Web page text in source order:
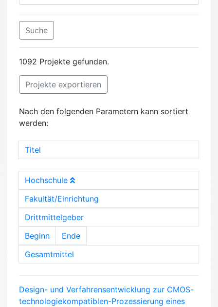
Suche
1092 Projekte gefunden.
Projekte exportieren
Nach den folgenden Parametern kann sortiert
werden:
Titel
Hochschule
Fakultät/Einrichtung
Drittmittelgeber
Beginn
Ende
Gesamtmittel
Design- und Verfahrensentwicklung zur CMOS-
technologiekompatiblen-Prozessierung eines